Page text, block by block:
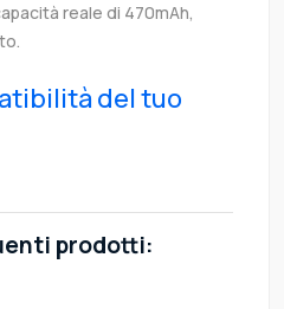
reale di 470mAh,
del tuo
prodotti: